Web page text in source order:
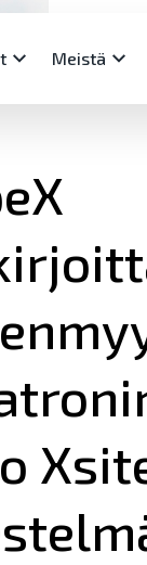
– Paikkatiedon
Käyttäjäpäivät
Meistä
meille?
työpaikkoihin